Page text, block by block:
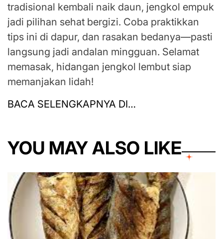
tradisional kembali naik daun, jengkol empuk
jadi pilihan sehat bergizi. Coba praktikkan
tips ini di dapur, dan rasakan bedanya—pasti
langsung jadi andalan mingguan. Selamat
memasak, hidangan jengkol lembut siap
memanjakan lidah!
BACA SELENGKAPNYA DI…
YOU MAY ALSO LIKE